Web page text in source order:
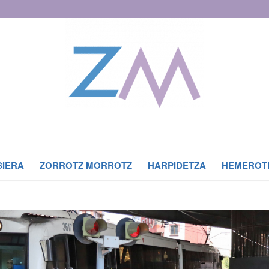
ZORROTZ MORROTZ HARPIDETZA